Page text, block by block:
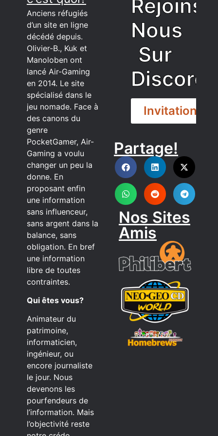
Anciens réfugiés
d’un site en ligne
décédé depuis.
Olivier-B., Kuk et
Manoloben ont
lancé Air-Gaming
en 2014. Le site
spécialisé dans le
jeu nomade. Face à
des canons du
genre
PocketGamer, Air-
Gaming a voulu
changer un peu la
donne. En
proposant enfin
une information
sans influenceur,
sans argent dans la
balance, sans
obligation. En bref
une information
libre de toutes
contraintes.
Qui êtes vous?
Animateur du
patrimoine,
informaticien,
ingénieur, ou
encore journaliste
le jour. Nous
devenons les
pourfendeurs de
l’information. Mais
l’objectivité reste
Rejoins
Nous
Sur
Discord
Invitation
DISCORD
Partage!
Nos Sites
Amis